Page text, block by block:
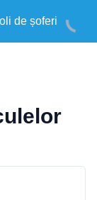
de șoferi